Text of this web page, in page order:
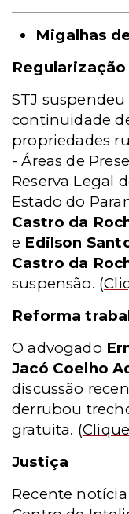
Migalhas
STJ
continuidade
propriedades
- Áreas de
Reserva Legal
Estado do
Castro da
e Edilson
Castro da
suspensão. (
Reforma
O advogado
Jacó Coelho
discussão
derrubou
gratuita. (
Justiça
Recente